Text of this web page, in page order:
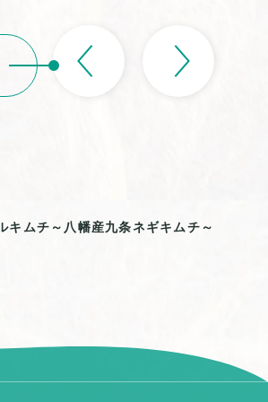
キムチ～八幡産九条ネギキムチ～